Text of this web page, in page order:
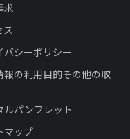
求
ス
バシーポリシー
報の利用目的その他の取
ルパンフレット
マップ